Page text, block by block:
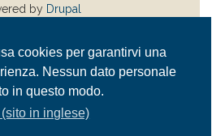
cookies per garantirvi una
Nessun dato personale
in questo modo.
(sito in inglese)
by Drupal